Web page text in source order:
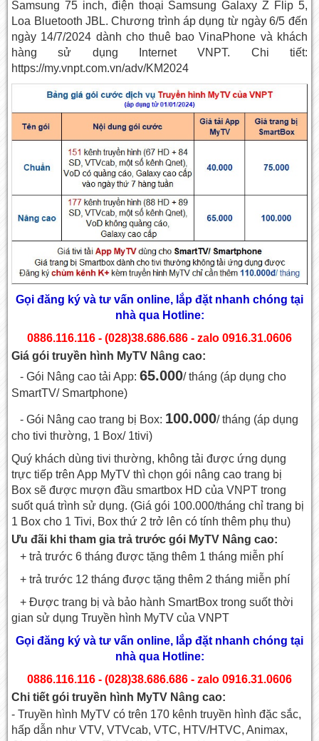
Samsung 75 inch, điện thoại Samsung Galaxy Z Flip 5,
Loa Bluetooth JBL. Chương trình áp dụng từ ngày 6/5 đến
ngày 14/7/2024 dành cho thuê bao VinaPhone và khách
hàng sử dụng Internet VNPT. Chi tiết:
https://my.vnpt.com.vn/adv/KM2024
Gọi đăng ký và tư vấn online, lắp đặt nhanh chóng tại
nhà qua Hotline:
0886.116.116 - (028)38.686.686 - zalo 0916.31.0606
Giá gói truyền hình MyTV Nâng cao:
- Gói Nâng cao tải App:65.000/ tháng (áp dụng cho
SmartTV/ Smartphone)
- Gói Nâng cao trang bị Box: 100.000/ tháng (áp dụng
cho tivi thường, 1 Box/ 1tivi)
Quý khách dùng tivi thường, không tải được ứng dụng
trực tiếp trên App MyTV thì chọn gói nâng cao trang bị
Box sẽ được mượn đầu smartbox HD của VNPT trong
suốt quá trình sử dụng. (Giá gói 100.000/tháng chỉ trang bị
1 Box cho 1 Tivi, Box thứ 2 trở lên có tính thêm phụ thu)
Ưu đãi khi tham gia trả trước gói MyTV Nâng cao:
+ trả trước 6 tháng được tặng thêm 1 tháng miễn phí
+ trả trước 12 tháng được tặng thêm 2 tháng miễn phí
+ Được trang bị và bảo hành SmartBox trong suốt thời
gian sử dụng Truyền hình MyTV của VNPT
Gọi đăng ký và tư vấn online, lắp đặt nhanh chóng tại
nhà qua Hotline:
0886.116.116 - (028)38.686.686 - zalo 0916.31.0606
Chi tiết gói truyền hình MyTV Nâng cao:
- Truyền hình MyTV có trên 170 kênh truyền hình đặc sắc,
hấp dẫn như VTV, VTVcab, VTC, HTV/HTVC, Animax,